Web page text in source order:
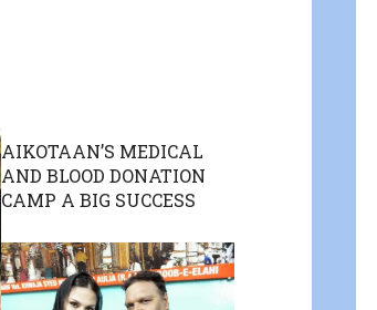
AIKOTAAN’S MEDICAL
AND BLOOD DONATION
CAMP A BIG SUCCESS